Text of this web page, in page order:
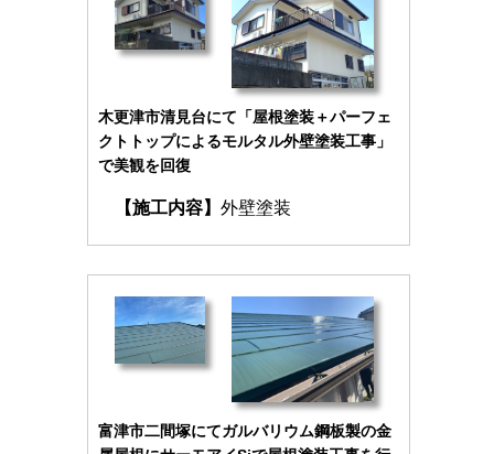
木更津市清見台にて「屋根塗装＋パーフェ
クトトップによるモルタル外壁塗装工事」
で美観を回復
【施工内容】 外壁塗装
富津市二間塚にてガルバリウム鋼板製の金